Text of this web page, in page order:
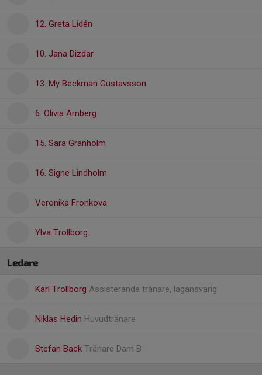
12. Greta Lidén
10. Jana Dizdar
13. My Beckman Gustavsson
6. Olivia Arnberg
15. Sara Granholm
16. Signe Lindholm
Veronika Fronkova
Ylva Trollborg
Ledare
Karl Trollborg Assisterande tränare, lagansvarig
Niklas Hedin Huvudtränare
Stefan Back Tränare Dam B